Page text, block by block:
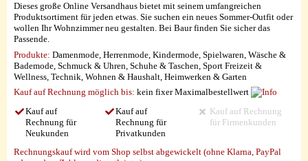
Dieses große Online Versandhaus bietet mit seinem umfangreichen
Produktsortiment für jeden etwas. Sie suchen ein neues Sommer-Outfit oder
wollen Ihr Wohnzimmer neu gestalten. Bei Baur finden Sie sicher das
Passende.
Produkte: Damenmode, Herrenmode, Kindermode, Spielwaren, Wäsche &
Bademode, Schmuck & Uhren, Schuhe & Taschen, Sport Freizeit &
Wellness, Technik, Wohnen & Haushalt, Heimwerken & Garten
Kauf auf Rechnung möglich bis: kein fixer Maximalbestellwert
Kauf auf
Rechnung für
Neukunden
Kauf auf
Rechnung für
Privatkunden
Kauf auf Rechnung
für Firmenkunden
Rechnungskauf wird vom Shop selbst abgewickelt (ohne Klarna, PayPal